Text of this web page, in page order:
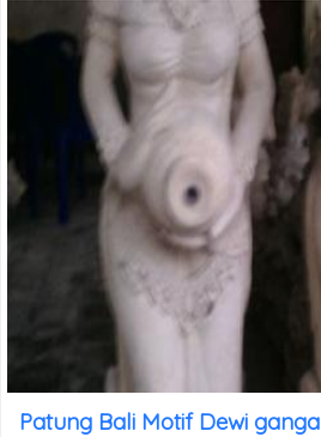
Patung Bali Motif Dewi ganga